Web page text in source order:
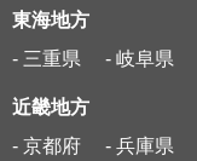
東海地方
- 三重県
- 岐阜県
近畿地方
- 京都府
- 兵庫県